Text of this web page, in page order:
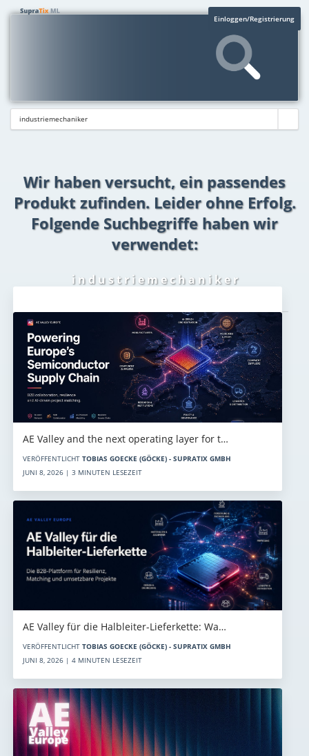
Einloggen/Registrierung
Wir haben versucht, ein passendes
Produkt zufinden. Leider ohne Erfolg.
Folgende Suchbegriffe haben wir
verwendet:
i n d u s t r i e m e c h a n i k e r
AE Valley and the next operating layer for t…
VERÖFFENTLICHT TOBIAS GOECKE (GÖCKE) - SUPRATIX GMBH
JUNI 8, 2026 | 3 MINUTEN LESEZEIT
AE Valley für die Halbleiter-Lieferkette: Wa…
VERÖFFENTLICHT TOBIAS GOECKE (GÖCKE) - SUPRATIX GMBH
JUNI 8, 2026 | 4 MINUTEN LESEZEIT